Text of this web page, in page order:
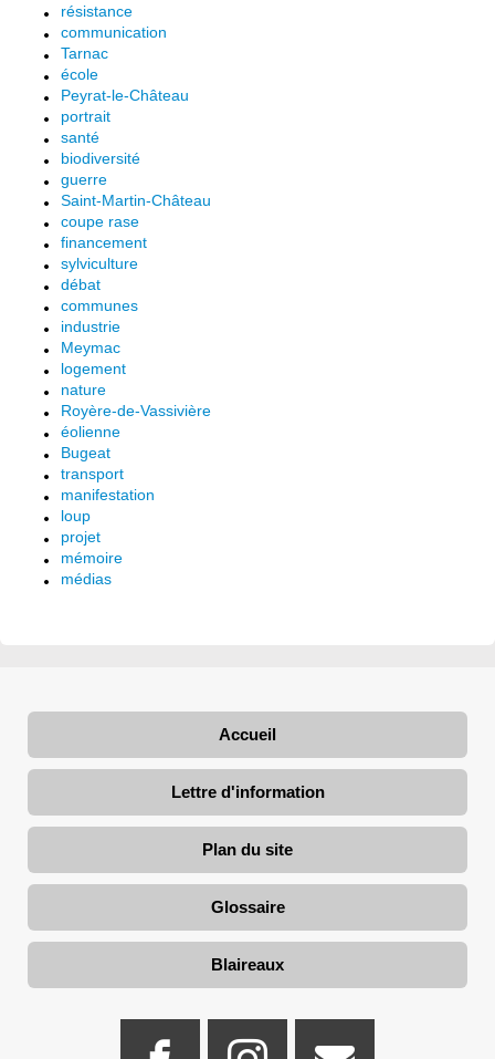
résistance
communication
Tarnac
école
Peyrat-le-Château
portrait
santé
biodiversité
guerre
Saint-Martin-Château
coupe rase
financement
sylviculture
débat
communes
industrie
Meymac
logement
nature
Royère-de-Vassivière
éolienne
Bugeat
transport
manifestation
loup
projet
mémoire
médias
Accueil
Lettre d'information
Plan du site
Glossaire
Blaireaux